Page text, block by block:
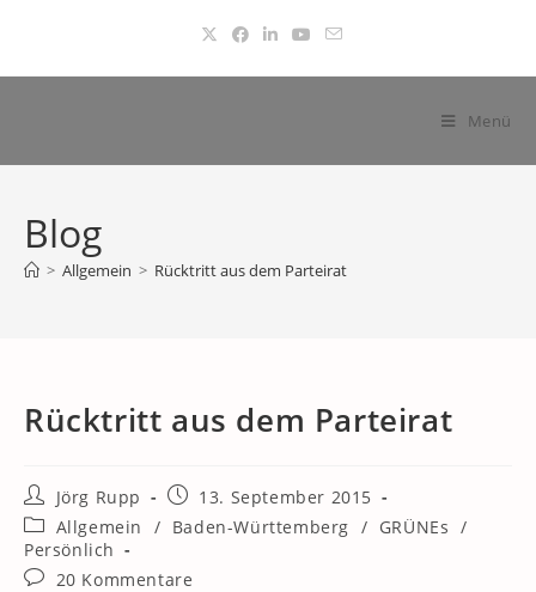
springen
Menü
Blog
> Allgemein > Rücktritt aus dem Parteirat
Rücktritt aus dem Parteirat
Beitrags-
Autor:
Jörg Rupp
Beitrag
veröffentlicht:
13. September 2015
Beitrags-
Kategorie:
Allgemein / Baden-Württemberg / GRÜNEs /
Persönlich
Beitrags-
20 Kommentare